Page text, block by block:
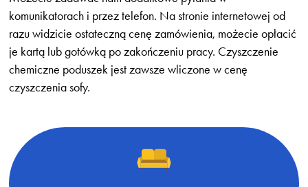
komunikatorach i przez telefon. Na stronie internetowej od
razu widzicie ostateczną cenę zamówienia, możecie opłacić
je kartą lub gotówką po zakończeniu pracy. Czyszczenie
chemiczne poduszek jest zawsze wliczone w cenę
czyszczenia sofy.